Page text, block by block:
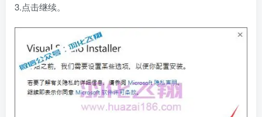
3.点击继续。